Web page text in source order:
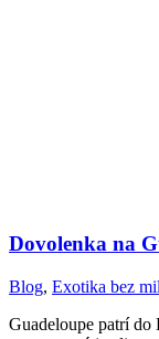
Dovolenka na
Blog, Exotika bez
Guadeloupe patrí do